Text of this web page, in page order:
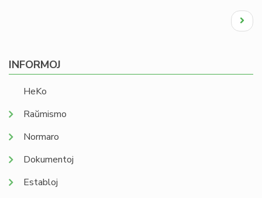
Next
page
INFORMOJ
HeKo
Raŭmismo
Normaro
Dokumentoj
Establoj